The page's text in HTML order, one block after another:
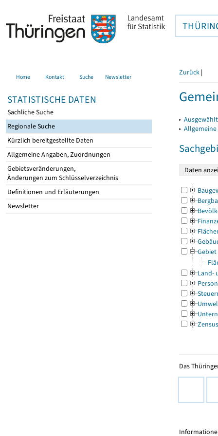
Home Kontakt Suche Newsletter
STATISTISCHE DATEN
Sachliche Suche
Regionale Suche
Kürzlich bereitgestellte Daten
Allgemeine Angaben, Zuordnungen
Gebietsveränderungen,
Änderungen zum Schlüsselverzeichnis
Definitionen und Erläuterungen
Newsletter
Zurück |
▸
▸
Gebiet
Land-
Zensus
Das